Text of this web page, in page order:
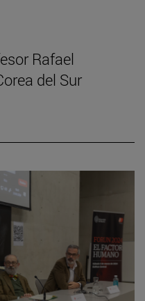
Rafael
del Sur